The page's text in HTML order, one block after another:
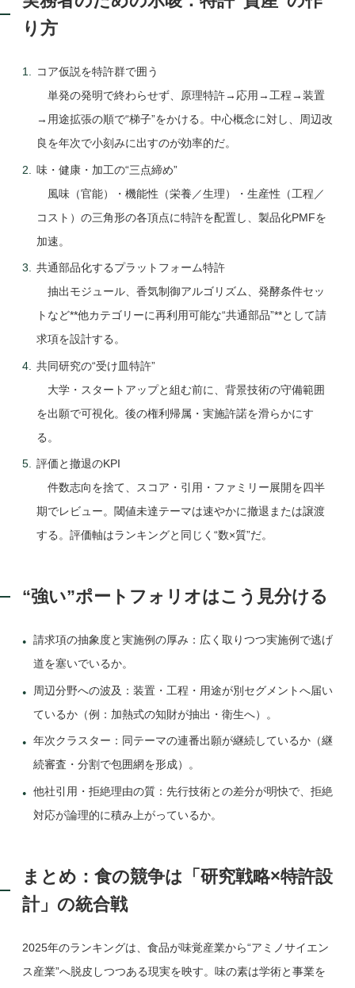
り方
コア仮説を特許群で囲う
単発の発明で終わらせず、原理特許→応用→工程→装置
→用途拡張の順で“梯子”をかける。中心概念に対し、周辺改
良を年次で小刻みに出すのが効率的だ。
味・健康・加工の“三点締め”
風味（官能）・機能性（栄養／生理）・生産性（工程／
コスト）の三角形の各頂点に特許を配置し、製品化PMFを
加速。
共通部品化するプラットフォーム特許
抽出モジュール、香気制御アルゴリズム、発酵条件セッ
トなど**他カテゴリーに再利用可能な“共通部品”**として請
求項を設計する。
共同研究の“受け皿特許”
大学・スタートアップと組む前に、背景技術の守備範囲
を出願で可視化。後の権利帰属・実施許諾を滑らかにす
る。
評価と撤退のKPI
件数志向を捨て、スコア・引用・ファミリー展開を四半
期でレビュー。閾値未達テーマは速やかに撤退または譲渡
する。評価軸はランキングと同じく“数×質”だ。
“強い”ポートフォリオはこう見分ける
請求項の抽象度と実施例の厚み：広く取りつつ実施例で逃げ
道を塞いでいるか。
周辺分野への波及：装置・工程・用途が別セグメントへ届い
ているか（例：加熱式の知財が抽出・衛生へ）。
年次クラスター：同テーマの連番出願が継続しているか（継
続審査・分割で包囲網を形成）。
他社引用・拒絶理由の質：先行技術との差分が明快で、拒絶
対応が論理的に積み上がっているか。
まとめ：食の競争は「研究戦略×特許設
計」の統合戦
2025年のランキングは、食品が味覚産業から“アミノサイエン
ス産業”へ脱皮しつつある現実を映す。味の素は学術と事業を